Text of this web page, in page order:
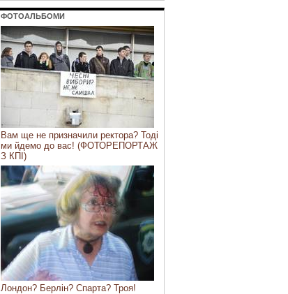
ФОТОАЛЬБОМИ
Вам ще не призначили ректора? Тоді
ми йдемо до вас! (ФОТОРЕПОРТАЖ
З КПІ)
Лондон? Берлін? Спарта? Троя!